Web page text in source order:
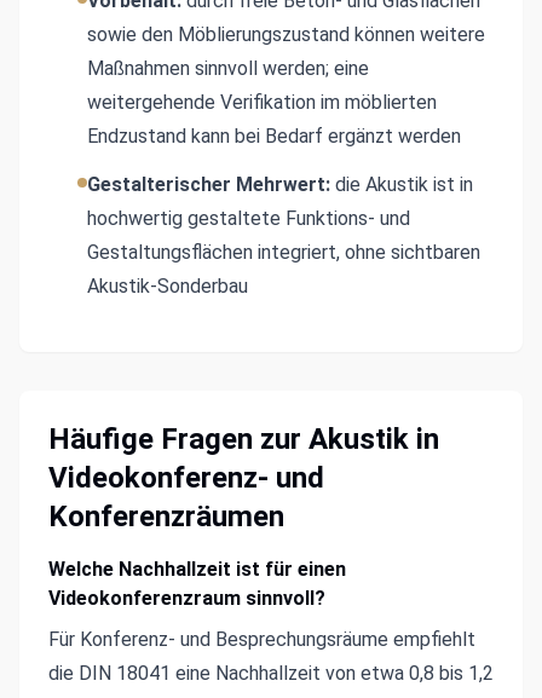
sowie den Möblierungszustand können weitere
Maßnahmen sinnvoll werden; eine
weitergehende Verifikation im möblierten
Endzustand kann bei Bedarf ergänzt werden
Gestalterischer Mehrwert: die Akustik ist in
hochwertig gestaltete Funktions- und
Gestaltungsflächen integriert, ohne sichtbaren
Akustik-Sonderbau
Häufige Fragen zur Akustik in
Videokonferenz- und
Konferenzräumen
Welche Nachhallzeit ist für einen
Videokonferenzraum sinnvoll?
Für Konferenz- und Besprechungsräume empfiehlt
die DIN 18041 eine Nachhallzeit von etwa 0,8 bis 1,2